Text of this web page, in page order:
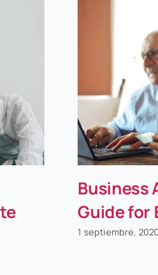
Business
Guide for
1 septiembre, 2020